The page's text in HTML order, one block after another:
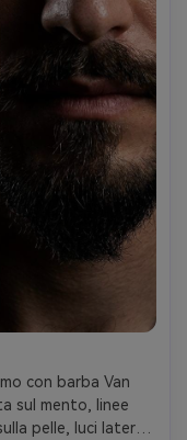
con barba Van
sul mento, linee
pelle, luci laterali